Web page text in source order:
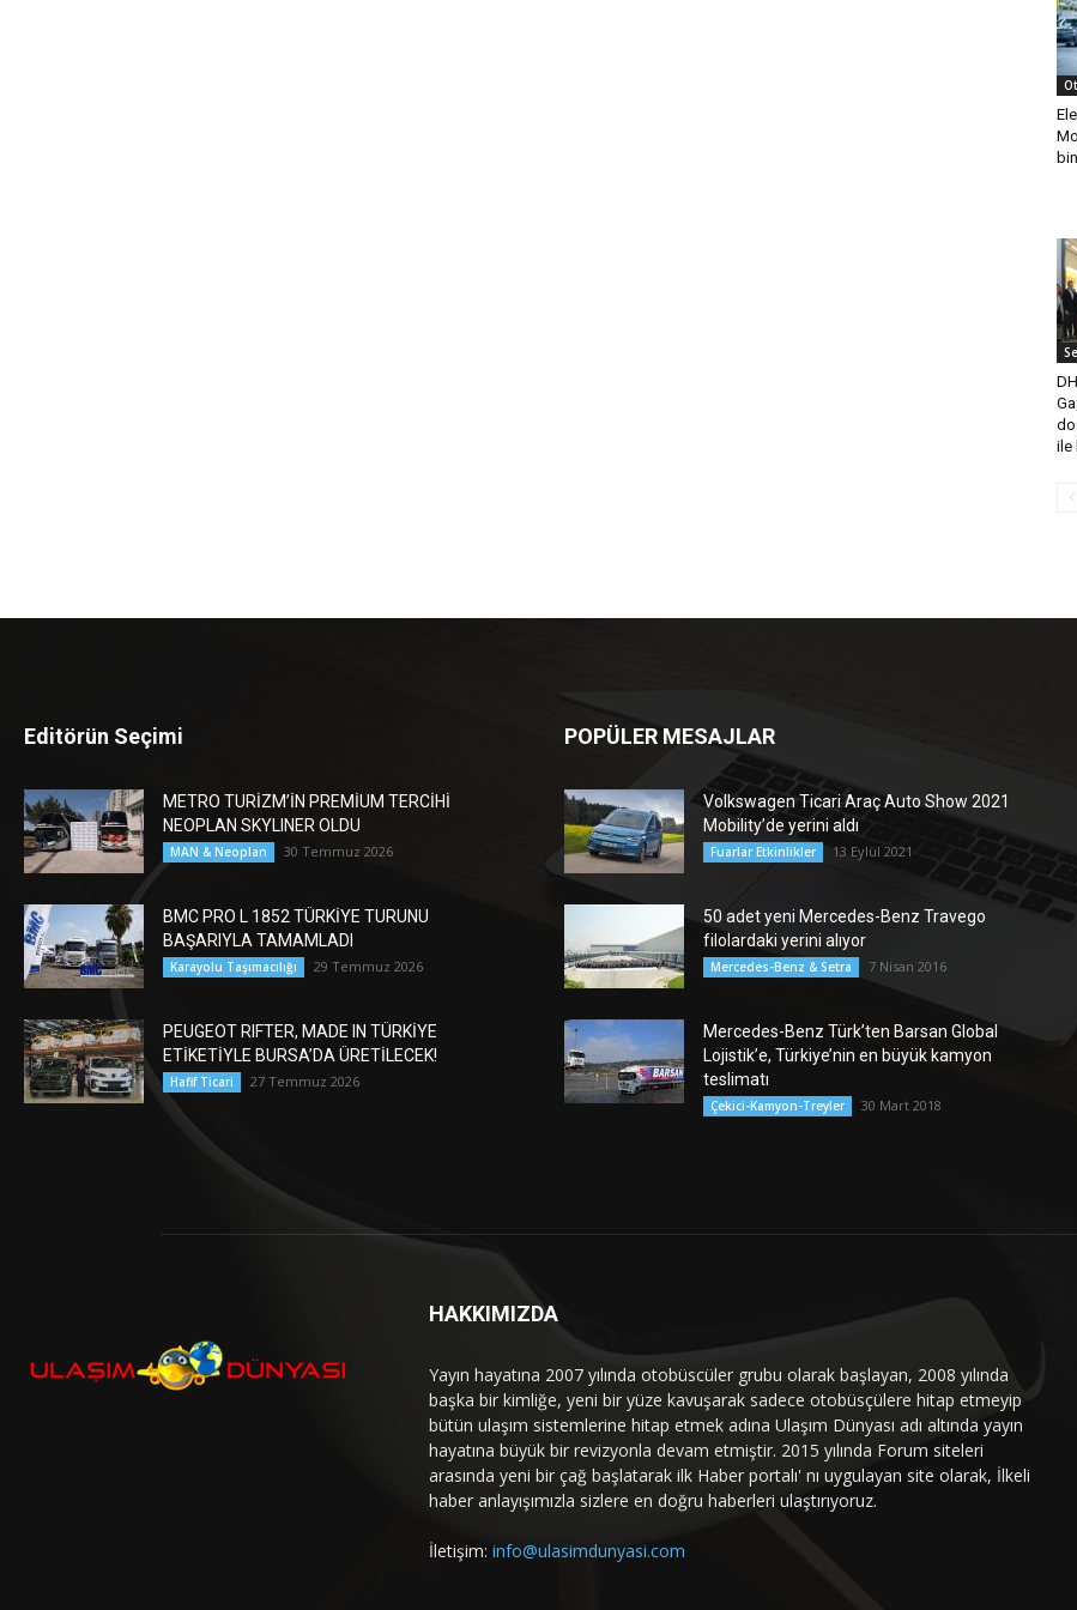
ile
Editörün Seçimi
METRO TURİZM’İN PREMİUM TERCİHİ
NEOPLAN SKYLINER OLDU
MAN & Neoplan 30 Temmuz 2026
BMC PRO L 1852 TÜRKİYE TURUNU
BAŞARIYLA TAMAMLADI
Karayolu Taşımacılığı 29 Temmuz 2026
PEUGEOT RIFTER, MADE IN TÜRKİYE
ETİKETİYLE BURSA’DA ÜRETİLECEK!
Hafif Ticari 27 Temmuz 2026
POPÜLER MESAJLAR
Volkswagen Ticari Araç Auto Show 2021
Mobility’de yerini aldı
Fuarlar Etkinlikler 13 Eylül 2021
50 adet yeni Mercedes-Benz Travego
filolardaki yerini alıyor
Mercedes-Benz & Setra 7 Nisan 2016
Mercedes-Benz Türk’ten Barsan Global
Lojistik’e, Türkiye’nin en büyük kamyon
teslimatı
Çekici-Kamyon-Treyler 30 Mart 2018
HAKKIMIZDA
Yayın hayatına 2007 yılında otobüscüler grubu olarak başlayan, 2008 yılında
başka bir kimliğe, yeni bir yüze kavuşarak sadece otobüsçülere hitap etmeyip
bütün ulaşım sistemlerine hitap etmek adına Ulaşım Dünyası adı altında yayın
hayatına büyük bir revizyonla devam etmiştir. 2015 yılında Forum siteleri
arasında yeni bir çağ başlatarak ilk Haber portalı' nı uygulayan site olarak, İlkeli
haber anlayışımızla sizlere en doğru haberleri ulaştırıyoruz.
İletişim: info@ulasimdunyasi.com